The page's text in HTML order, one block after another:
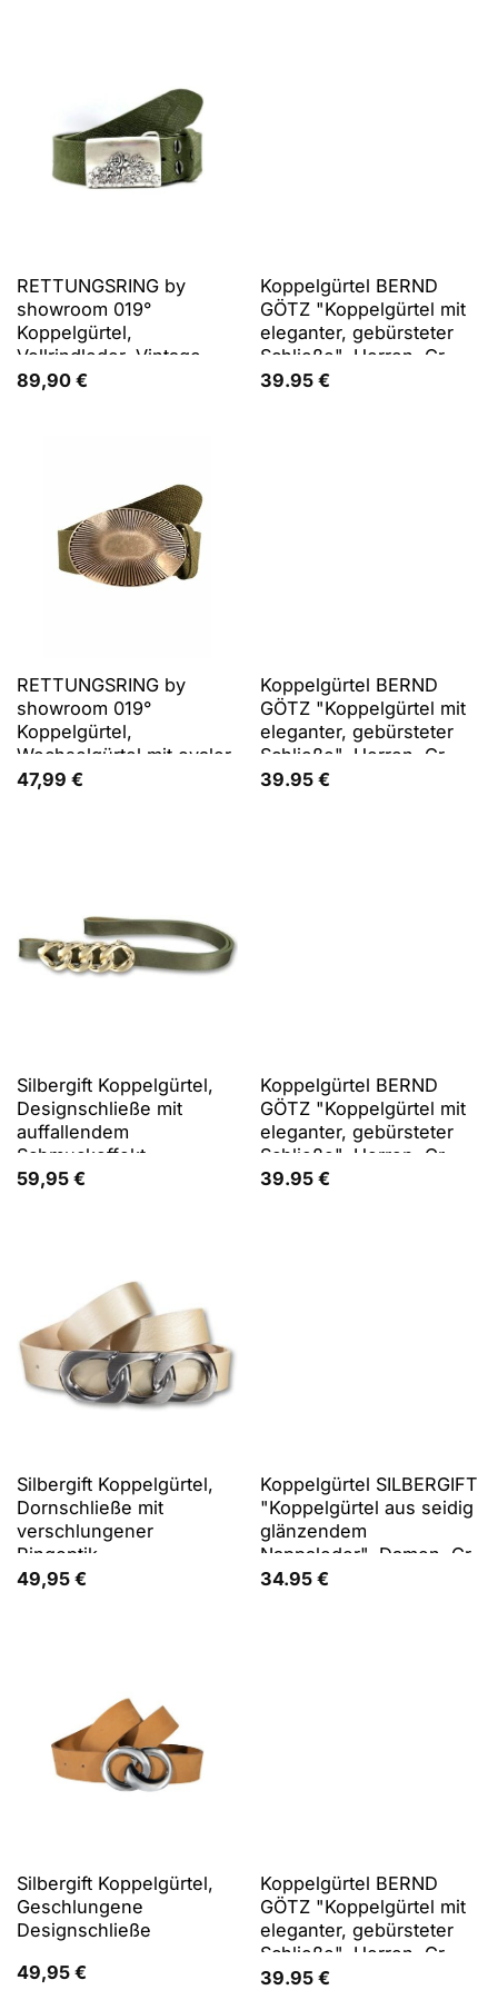
RETTUNGSRING by
showroom 019°
Koppelgürtel,
Vollrindleder, Vintage-
Style, Reptilienprägung
89,90 €
Koppelgürtel BERND
GÖTZ "Koppelgürtel mit
eleganter, gebürsteter
Schließe", Herren, Gr.
100, schwarz,
39.95 €
RETTUNGSRING by
showroom 019°
Koppelgürtel,
Wechselgürtel mit ovaler
Schließe
47,99 €
Koppelgürtel BERND
GÖTZ "Koppelgürtel mit
eleganter, gebürsteter
Schließe", Herren, Gr.
90, schwarz, Rindsleder,
39.95 €
Silbergift Koppelgürtel,
Designschließe mit
auffallendem
Schmuckeffekt
59,95 €
Koppelgürtel BERND
GÖTZ "Koppelgürtel mit
eleganter, gebürsteter
Schließe", Herren, Gr.
110, cognac, Rindsleder,
39.95 €
Silbergift Koppelgürtel,
Dornschließe mit
verschlungener
Ringoptik
49,95 €
Koppelgürtel SILBERGIFT
"Koppelgürtel aus seidig
glänzendem
Nappaleder", Damen, Gr.
105, weiß, Rindsleder,
34.95 €
Silbergift Koppelgürtel,
Geschlungene
Designschließe
49,95 €
Koppelgürtel BERND
GÖTZ "Koppelgürtel mit
eleganter, gebürsteter
Schließe", Herren, Gr.
95, schwarz, Rindsleder,
39.95 €